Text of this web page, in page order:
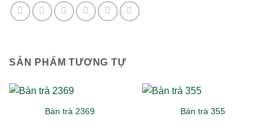
SẢN PHẨM TƯƠNG TỰ
Bàn trà 2369 Bàn trà 355